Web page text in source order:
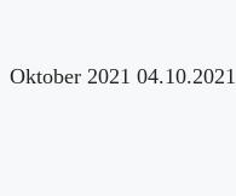
Oktober 2021 04.10.2021